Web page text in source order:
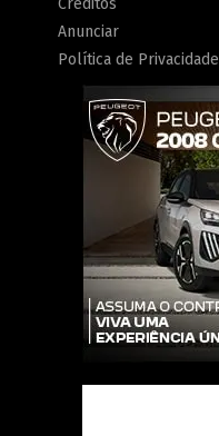
Créditos
Anunciar
Política de Privacidade